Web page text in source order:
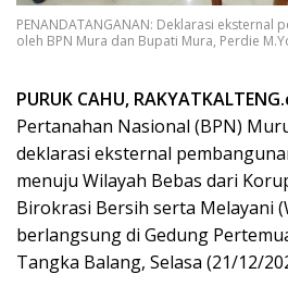
PENANDATANGANAN: Deklarasi eksternal
oleh BPN Mura dan Bupati Mura, Perdie
PURUK CAHU,
Pertanahan Nasional (BPN)
deklarasi eksternal
menuju Wilayah Bebas dari
Birokrasi Bersih serta Melayani
berlangsung di Gedung
Tangka Balang, Selasa (21/12/